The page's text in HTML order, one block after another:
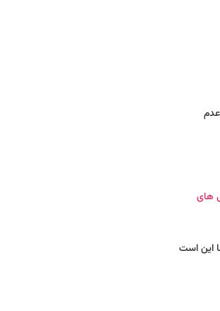
و عدم
های
ما این است